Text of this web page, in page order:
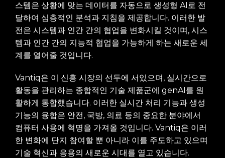
스템은 상황에 맞는 데이터를 자동으로 생성형 AI로 전
달하여 심층적인 분석과 지침을 제공합니다. 이러한 발
전은 시스템과 인간 간의 협업을 변화시킬 것이며, 시스
템과 인간 간의 지능적 협업을 가능하게 하는 새로운 세
계를 열어줄 것입니다.
Vantiq은 이 신흥 시장의 선두에 서있으며, 실시간으로
활동을 관리하는 종합적인 기술 제품군에 genAI를 원
활하게 통합했습니다. 이러한 실시간 처리 기능과 생성
기능의 융합은 안전, 국방, 의료 등의 중요한 분야에서
컴퓨터 사용에 혁명을 가져올 것입니다. Vantiq은 이러
한 변화에 단지 참여할 뿐 아니라 이를 주도하고 있으며
기술 혁신과 응용의 새로운 시대를 열고 있습니다.